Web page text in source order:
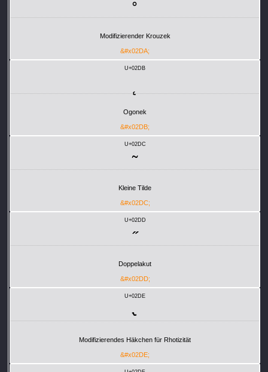
˚
Modifizierender Krouzek
&#x02DA;
U+02DB
Ogonek
&#x02DB;
U+02DC
˜
Kleine Tilde
&#x02DC;
U+02DD
˝
Doppelakut
&#x02DD;
U+02DE
˞
Modifizierendes Häkchen für Rhotizität
&#x02DE;